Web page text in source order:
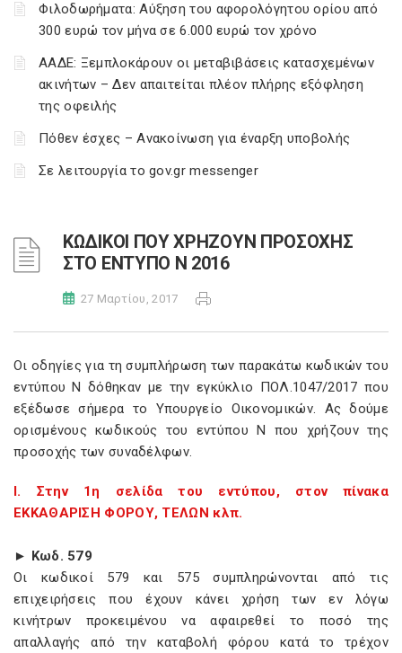
Φιλοδωρήματα: Αύξηση του αφορολόγητου ορίου από
300 ευρώ τον μήνα σε 6.000 ευρώ τον χρόνο
ΑΑΔΕ: Ξεμπλοκάρουν οι μεταβιβάσεις κατασχεμένων
ακινήτων – Δεν απαιτείται πλέον πλήρης εξόφληση
της οφειλής
Πόθεν έσχες – Ανακοίνωση για έναρξη υποβολής
Σε λειτουργία το gov.gr messenger
ΚΩΔΙΚΟΙ ΠΟΥ ΧΡΗΖΟΥΝ ΠΡΟΣΟΧΗΣ
ΣΤΟ ΕΝΤΥΠΟ Ν 2016
27 Μαρτίου, 2017
Οι οδηγίες για τη συμπλήρωση των παρακάτω κωδικών του
εντύπου Ν δόθηκαν με την εγκύκλιο ΠΟΛ.1047/2017 που
εξέδωσε σήμερα το Υπουργείο Οικονομικών. Ας δούμε
ορισμένους κωδικούς του εντύπου Ν που χρήζουν της
προσοχής των συναδέλφων.
Ι. Στην 1η σελίδα του εντύπου, στον πίνακα
ΕΚΚΑΘΑΡΙΣΗ ΦΟΡΟΥ, ΤΕΛΩΝ κλπ.
► Κωδ. 579
Οι κωδικοί 579 και 575 συμπληρώνονται από τις
επιχειρήσεις που έχουν κάνει χρήση των εν λόγω
κινήτρων προκειμένου να αφαιρεθεί το ποσό της
απαλλαγής από την καταβολή φόρου κατά το τρέχον